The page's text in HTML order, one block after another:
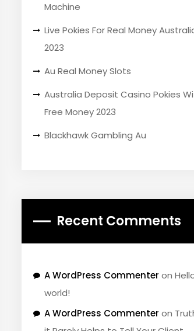
Machine
Live Pokies For Real Money
2023
Au Real Money Slots
Australia Deposit Casino Pokies
Free Money 2023
Blackhawk Gambling Au
Recent Comments
A WordPress Commenter on
world!
A WordPress Commenter on